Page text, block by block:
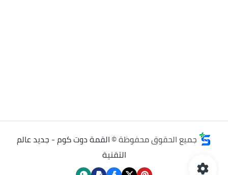
جميع الحقوق محفوظة ©القمة دوت كوم - جديد عالم
التقنية